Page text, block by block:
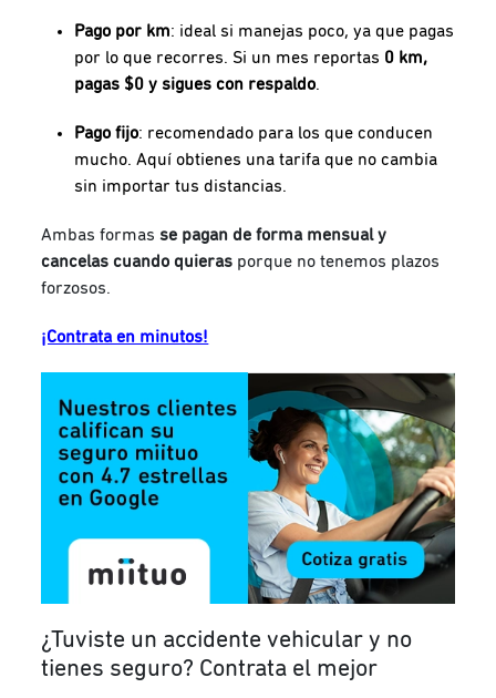
Pago por km: ideal si manejas poco, ya que pagas
por lo que recorres. Si un mes reportas 0 km,
pagas $0 y sigues con respaldo.
Pago fijo: recomendado para los que conducen
mucho. Aquí obtienes una tarifa que no cambia
sin importar tus distancias.
Ambas formasse pagan de forma mensual y
cancelas cuando quieras porque no tenemos plazos
forzosos.
¡Contrata en minutos!
¿Tuviste un accidente vehicular y no
tienes seguro? Contrata el mejor